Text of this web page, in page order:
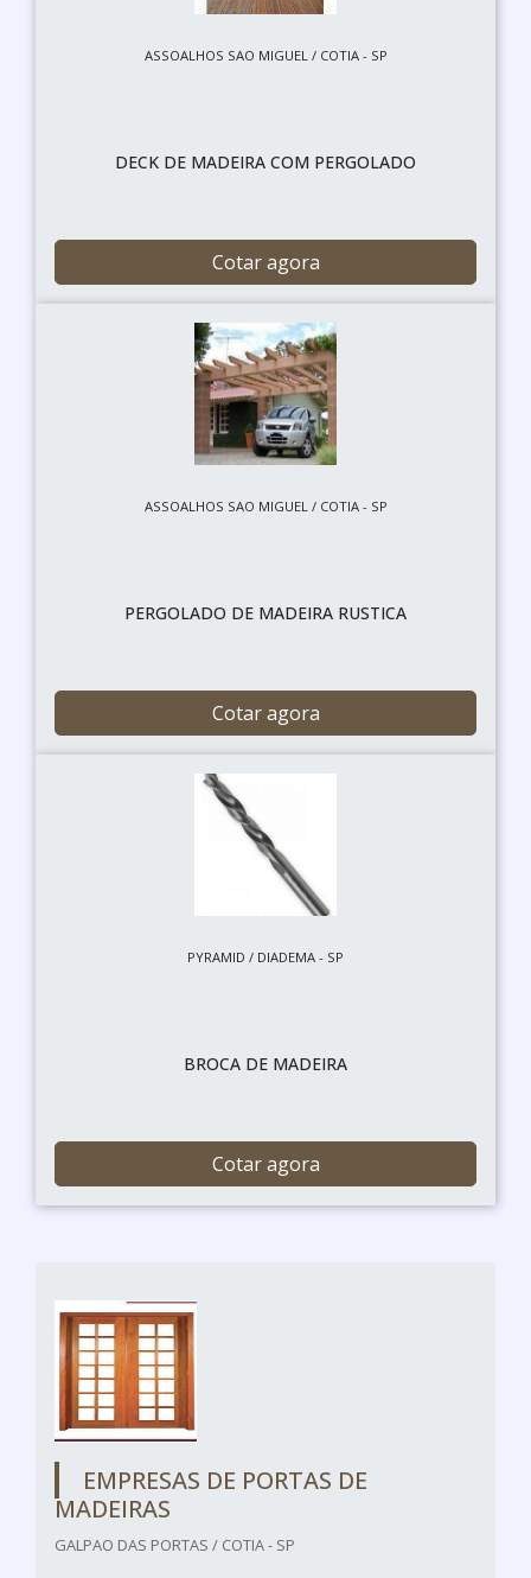
ASSOALHOS SAO MIGUEL / COTIA - SP
DECK DE MADEIRA COM PERGOLADO
Cotar agora
ASSOALHOS SAO MIGUEL / COTIA - SP
PERGOLADO DE MADEIRA RUSTICA
Cotar agora
PYRAMID / DIADEMA - SP
BROCA DE MADEIRA
Cotar agora
EMPRESAS DE PORTAS DE
MADEIRAS
GALPAO DAS PORTAS / COTIA - SP